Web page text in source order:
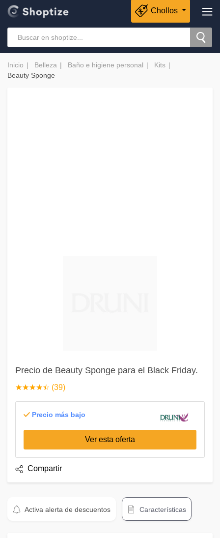
Chollos
Inicio Belleza Baño e higiene personal
Kits
Beauty Sponge
Precio de Beauty Sponge para el Black Friday.
☆☆☆☆☆
★★★★★ (39)
Precio más bajo
Ver esta oferta
Compartir
Activa alerta de descuentos Características